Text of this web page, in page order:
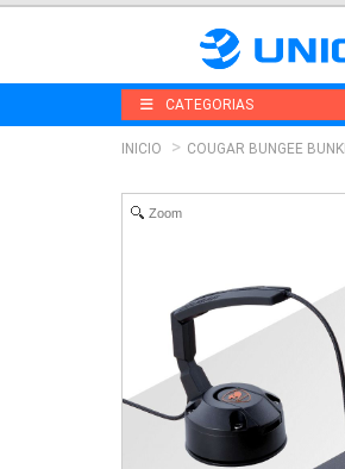
CATEGORIAS
INICIO COUGAR BUNGEE
Zoom